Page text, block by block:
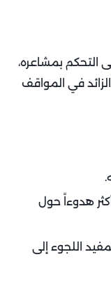
بمشاعره،
في المواقف
هدوءاً حول
اللجوء إلى